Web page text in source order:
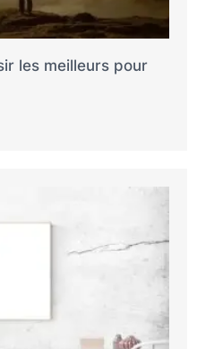
les meilleurs pour